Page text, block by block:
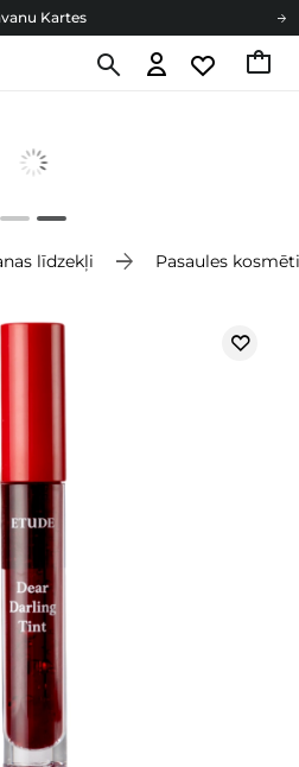
Kartes
programma
līdzekļi Pasaules